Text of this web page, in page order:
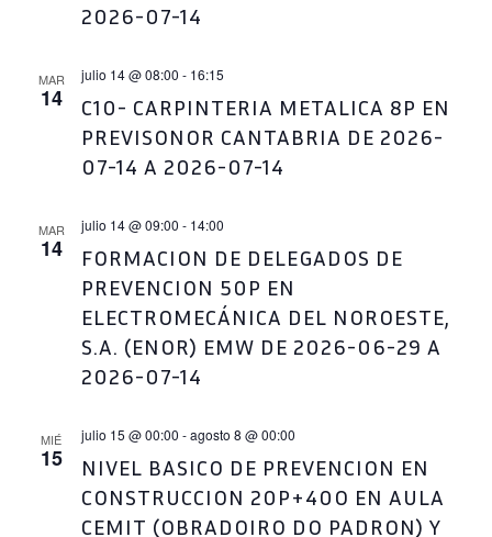
2026-07-14
MAR
14
C10- CARPINTERIA METALICA 8P EN
PREVISONOR CANTABRIA DE 2026-
07-14 A 2026-07-14
julio 14 @ 08:00 - 16:15
MAR
14
FORMACION DE DELEGADOS DE
PREVENCION 50P EN
ELECTROMECÁNICA DEL NOROESTE,
S.A. (ENOR) EMW DE 2026-06-29 A
2026-07-14
julio 14 @ 09:00 - 14:00
MIÉ
15
NIVEL BASICO DE PREVENCION EN
CONSTRUCCION 20P+40O EN AULA
CEMIT (OBRADOIRO DO PADRON) Y
julio 15 @ 00:00 -agosto 8 @ 00:00